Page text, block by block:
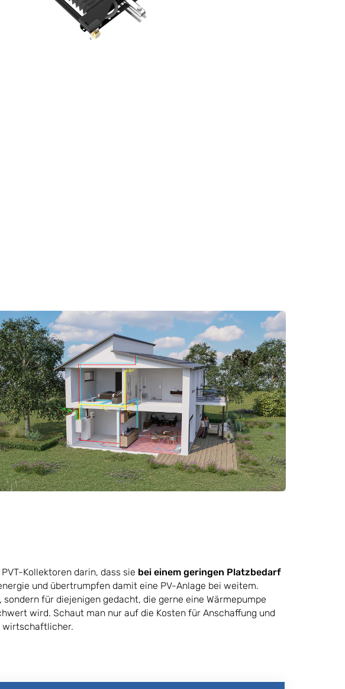
Kollektoren darin, dass sie bei einem geringen Platzbedarf
und übertrumpfen damit eine PV-Anlage bei weitem.
, sondern für diejenigen gedacht, die gerne eine Wärmepumpe
wird. Schaut man nur auf die Kosten für Anschaffung und
wirtschaftlicher.